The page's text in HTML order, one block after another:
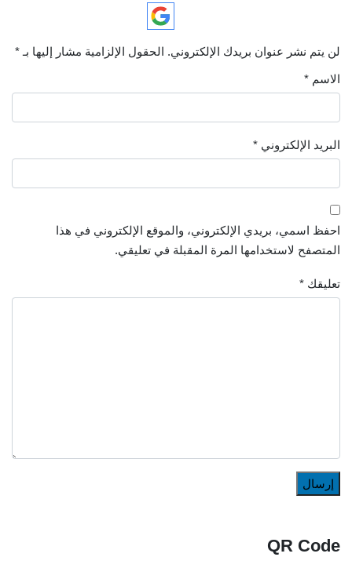
لن يتم نشر عنوان بريدك الإلكتروني. الحقول الإلزامية مشار إليها بـ *
الاسم *
البريد الإلكتروني *
احفظ اسمي، بريدي الإلكتروني، والموقع الإلكتروني في هذا
المتصفح لاستخدامها المرة المقبلة في تعليقي.
تعليقك *
QR Code